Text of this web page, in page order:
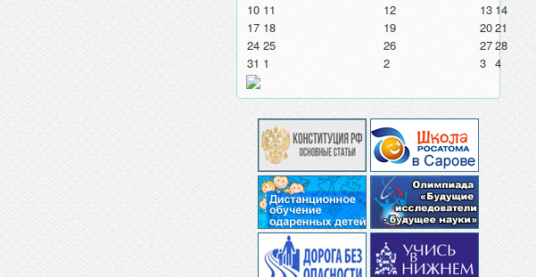
10 11 12 13 14
17 18 19 2021
24 25 26 2728
31 1 2 3 4